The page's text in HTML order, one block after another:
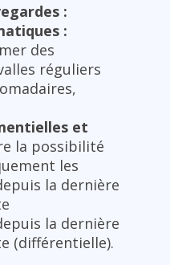
:
:
des
réguliers
et
la possibilité
les
la dernière
la dernière
(différentielle).